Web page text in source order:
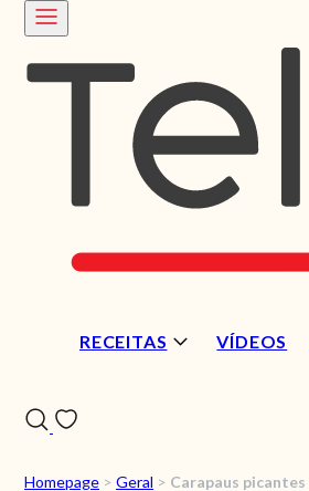
RECEITAS VÍDEOS
Homepage > Geral > Carapaus picantes